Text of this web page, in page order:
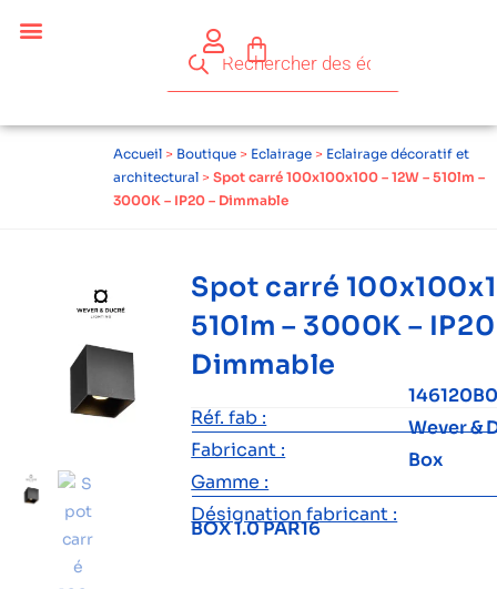
Accueil > Boutique > Eclairage > Eclairage décoratif et
architectural > Spot carré 100x100x100 – 12W – 510lm –
3000K – IP20 – Dimmable
Spot carré
510lm – 3000K –
Dimmable
Réf. fab :
Fabricant :
Wever &
Gamme :
Box
Désignation fabricant :
BOX 1.0 PAR16